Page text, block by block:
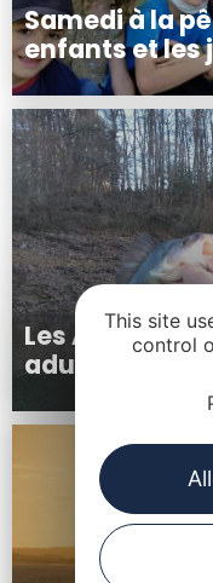
Samedi à la
enfants et les
Les Activités
adultes
This site
control